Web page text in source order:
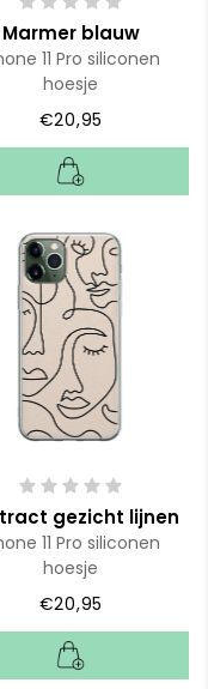
Marmer blauw
11 Pro siliconen
hoesje
€20,95
gezicht lijnen
11 Pro siliconen
hoesje
€20,95